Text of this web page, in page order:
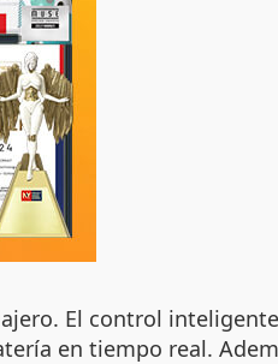
El control
en tiempo real.